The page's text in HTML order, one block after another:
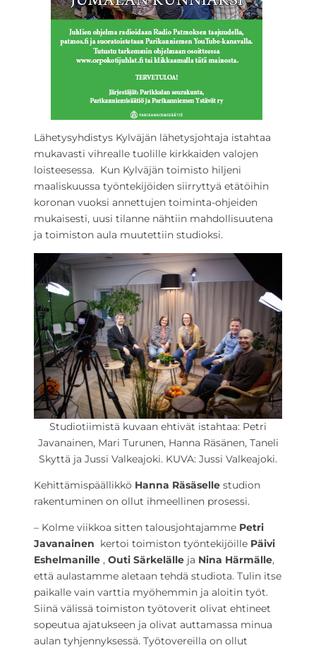
Lähetysyhdistys Kylväjän lähetysjohtaja istahtaa
mukavasti vihrealle tuolille kirkkaiden valojen
loisteesessa. Kun Kylväjän toimisto hiljeni
maaliskuussa työntekijöiden siirryttyä etätöihin
koronan vuoksi annettujen toiminta-ohjeiden
mukaisesti, uusi tilanne nähtiin mahdollisuutena
ja toimiston aula muutettiin studioksi.
Studiotiimistä kuvaan ehtivät istahtaa: Petri
Javanainen, Mari Turunen, Hanna Räsänen, Taneli
Skyttä ja Jussi Valkeajoki. KUVA: Jussi Valkeajoki.
Kehittämispäällikkö Hanna Räsäselle studion
rakentuminen on ollut ihmeellinen prosessi.
– Kolme viikkoa sitten talousjohtajamme Petri
Javanainen kertoi toimiston työntekijöille Päivi
Eshelmanille , Outi Särkelälle ja Nina Härmälle,
että aulastamme aletaan tehdä studiota. Tulin itse
paikalle vain varttia myöhemmin ja aloitin työt.
Siinä välissä toimiston työtoverit olivat ehtineet
sopeutua ajatukseen ja olivat auttamassa minua
aulan tyhjennyksessä. Työtovereilla on ollut